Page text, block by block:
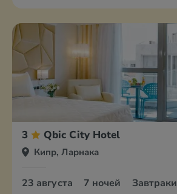
3 Qbic City Hotel
Кипр, Ларнака
23 августа 7 ночей Завтраки